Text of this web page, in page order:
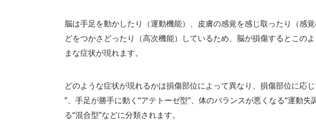
脳は手足を動かしたり（運動機能）、皮膚の感覚を感じ取ったり（感
どをつかさどったり（高次機能）しているため、脳が損傷するとこの
まな症状が現れます。
どのような症状が現れるかは損傷部位によって異なり、損傷部位に応
”、手足が勝手に動く“アテトーゼ型”、体のバランスが悪くなる“運動失
る“混合型”などに分類されます。